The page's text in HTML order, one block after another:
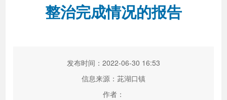
政务服务 互动交流
整治完成情况的报告
发布时间：2022-06-30 16:53
信息来源：茈湖口镇
作者：